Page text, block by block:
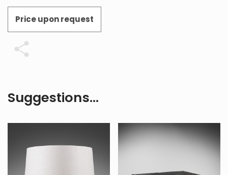
Price upon request
Suggestions…